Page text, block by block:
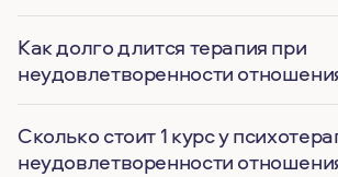
Как долго длится терапия при
неудовлетворенности
Сколько стоит 1 курс у
неудовлетворенности